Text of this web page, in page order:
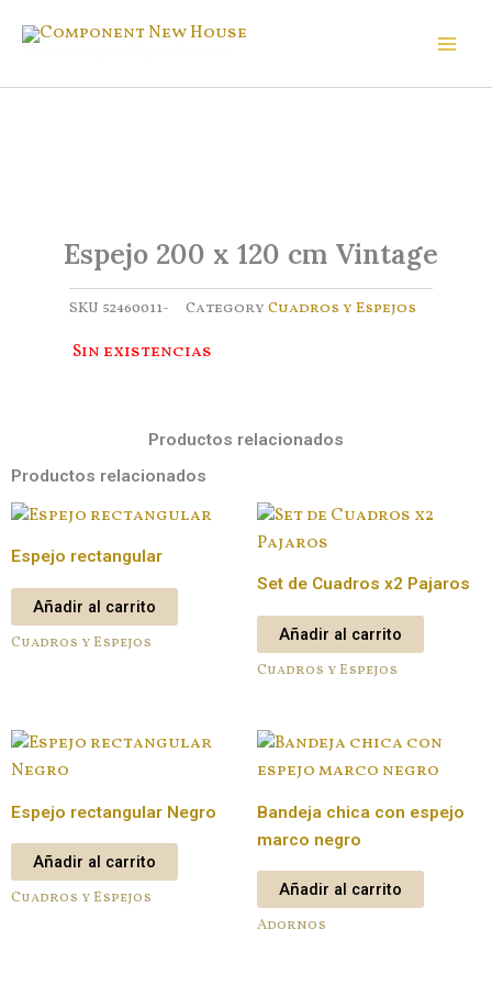
Espejo 200 x 120 cm Vintage
SKU 52460011- Category Cuadros y Espejos
Sin existencias
Productos relacionados
Productos relacionados
Espejo rectangular
Añadir al carrito
Cuadros y Espejos
Set de Cuadros x2 Pajaros
Añadir al carrito
Cuadros y Espejos
Espejo rectangular Negro
Añadir al carrito
Cuadros y Espejos
Bandeja chica con espejo
marco negro
Añadir al carrito
Adornos